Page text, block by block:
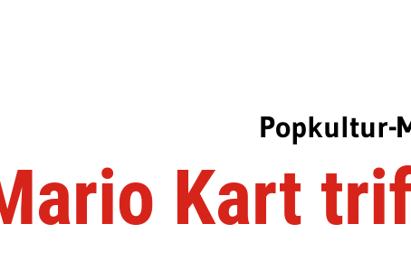
Popkultur-
Kart